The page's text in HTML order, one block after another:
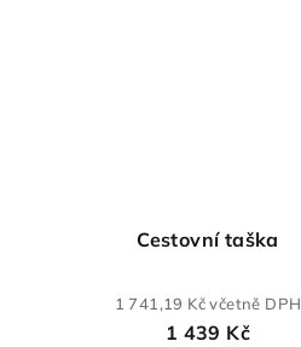
Cestovní taška
1 741,19 Kč včetně DPH
1 439 Kč